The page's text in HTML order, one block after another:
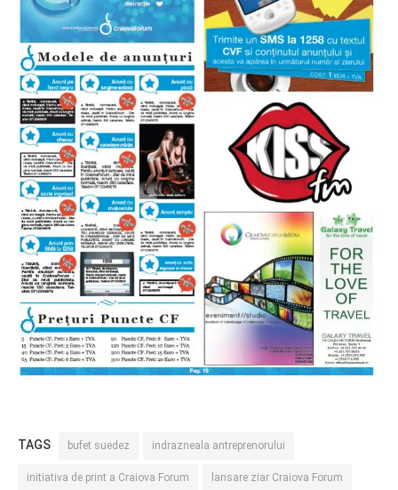
PRIETENI DIN AFARA BRESLEI
GloryBox.ro
Vreau-schimbare.ro
PRIETENI DIN BREASLA
Filme-Carti.ro
TAGS bufet suedez indrazneala antreprenorului
initiativa de print a Craiova Forum lansare ziar Craiova Forum